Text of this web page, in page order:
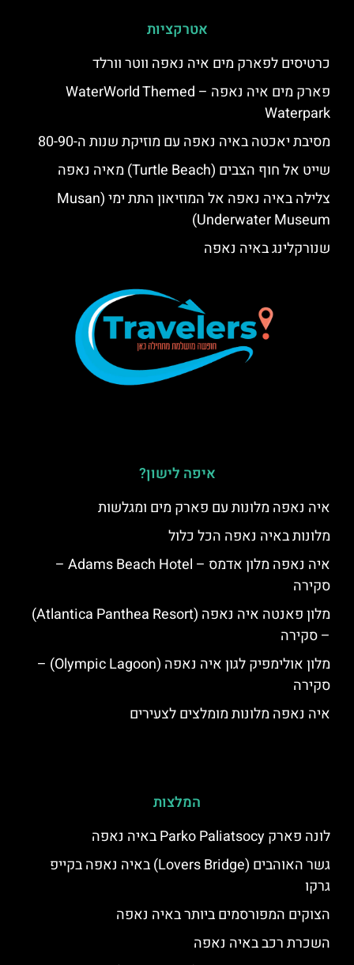
אטרקציות
כרטיסים לפארק מים איה נאפה ווטר וורלד
פארק מים איה נאפה – ‪‪WaterWorld Themed
Waterpark‬‬
מסיבת יאכטה באיה נאפה עם מוזיקת שנות ה-80-90
שייט אל חוף הצבים (Turtle Beach) מאיה נאפה
צלילה באיה נאפה אל המוזיאון התת ימי (Musan
Underwater Museum)
שנורקלינג באיה נאפה
איפה לישון?
איה נאפה מלונות עם פארק מים ומגלשות
מלונות באיה נאפה הכל כלול
איה נאפה מלון אדמס – Adams Beach Hotel –
סקירה
מלון פאנטה איה נאפה (Atlantica Panthea Resort)
– סקירה
מלון אולימפיק לגון איה נאפה (Olympic Lagoon) –
סקירה
איה נאפה מלונות מומלצים לצעירים
המלצות
לונה פארק Parko Paliatsocy באיה נאפה
גשר האוהבים (Lovers Bridge) באיה נאפה בקייפ
גרקו
הצוקים המפורסמים ביותר באיה נאפה
השכרת רכב באיה נאפה